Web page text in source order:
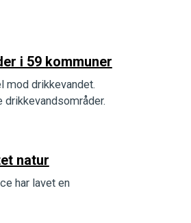
i 59 kommuner
mod drikkevandet.
natur
har lavet en